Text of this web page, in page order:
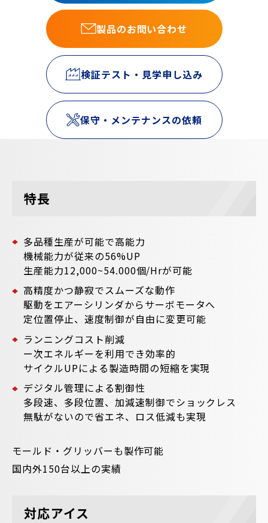
製品のお問い合わせ
検証テスト・見学申し込み
保守・メンテナンスの依頼
特長
多品種生産が可能で高能力
機械能力が従来の56%UP
生産能力12,000~54.000個/Hrが可能
高精度かつ静寂でスムーズな動作
駆動をエアーシリンダからサーボモータへ
定位置停止、速度制御が自由に変更可能
ランニングコスト削減
ー次エネルギーを利用でき効率的
サイクルUPによる製造時間の短縮を実現
デジタル管理による割御性
多段速、多段位置、加減速制御でショックレス
無駄がないので省エネ、ロス低減も実現
モールド・グリッバーも製作可能
国内外150台以上の実績
対応アイス